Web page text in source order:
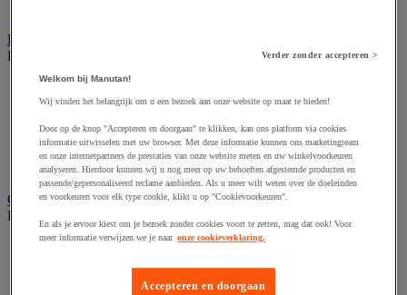
Elektrische toebehoren en verlichting
Bekijk de hele productgroep
Accessoires voor elektrisch schakelpaneel
Batterij, oplader en kabel
Elektrische uitrusting
Verlengsnoer, stekkerdoos en kapelhaspel
Wandcontactdoos en schakelaar
Gereedschap opbergen
Bekijk de hele productgroep
Assortimentsdoos en gereedschapkoffer
Gereedschapskoffer en versterkte kist
Verder zonder accepteren >
Welkom bij Manutan!
Wij vinden het belangrijk om u een bezoek aan onze website op maat te bieden!
Door op de knop "Accepteren en doorgaan" te klikken, kan ons platform via cookies
informatie uitwisselen met uw browser. Met deze informatie kunnen ons marketingteam
en onze internetpartners de prestaties van onze website meten en uw winkelvoorkeuren
analyseren. Hierdoor kunnen wij u nog meer op uw behoeften afgestemde producten en
passende/gepersonaliseerd reclame aanbieden. Als u meer wilt weten over de doeleinden
en voorkeuren voor elk type cookie, klikt u op "Cookievoorkeuren".
En als je ervoor kiest om je bezoek zonder cookies voort te zetten, mag dat ook! Voor
meer informatie verwijzen we je naar onze cookieverklaring.
Accepteren en doorgaan